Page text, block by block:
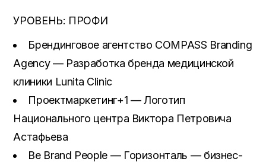
УРОВЕНЬ: ПРОФИ
Брендинговое агентство COMPASS Branding
Agency — Разработка бренда медицинской
клиники Lunita Clinic
Проектмаркетинг+1 — Логотип
Национального центра Виктора Петровича
Астафьева
Be Brand People — Горизонталь — бизнес-